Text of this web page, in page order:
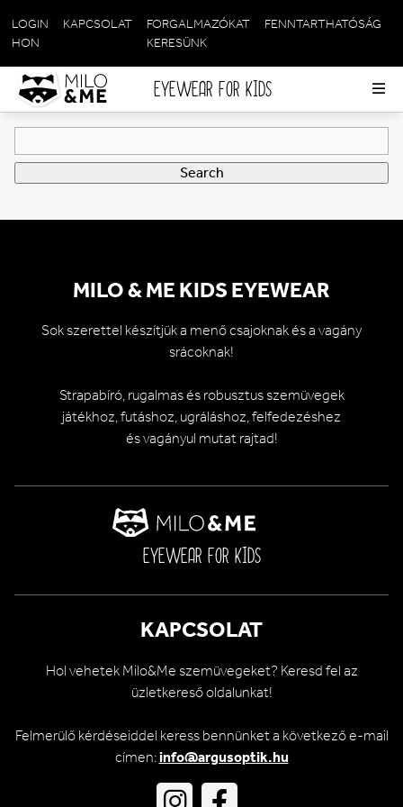
EYEWEAR FOR KIDS
META
NAVIGATION
LOGIN
HON
KAPCSOLAT
FORGALMAZÓKAT
KERESÜNK
FENNTARTHATÓSÁG
Search
MILO & ME KIDS EYEWEAR
Sok szerettel készítjük a menő csajoknak és a vagány
srácoknak!
Strapabíró, rugalmas és robusztus szemüvegek
játékhoz, futáshoz, ugráláshoz, felfedezéshez
és vagányul mutat rajtad!
EYEWEAR FOR KIDS
KAPCSOLAT
Hol vehetek Milo&Me szemüvegeket? Keresd fel az
üzletkereső oldalunkat!
Felmerülő kérdéseiddel keress bennünket a következő e-mail
címen:info@argusoptik.hu
Go